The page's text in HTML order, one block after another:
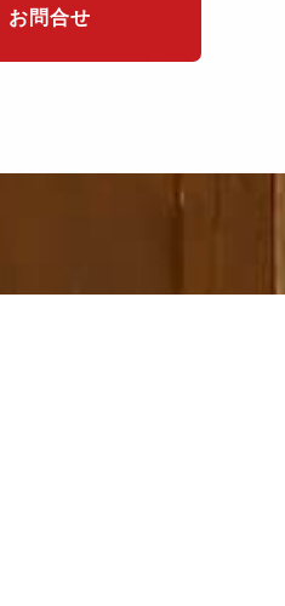
お問合せ